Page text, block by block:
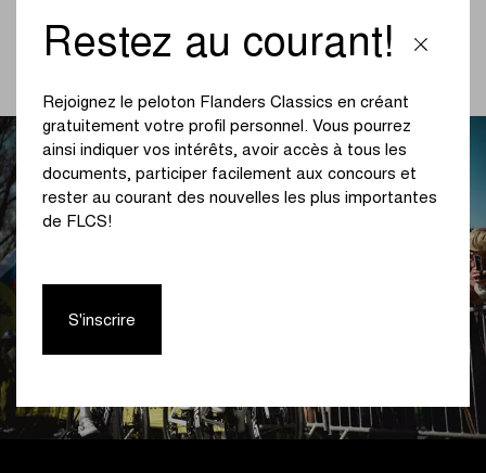
Ganna (INEOS Grenadiers) est ensuite revenu sur eux.
Restez au courant!
Rejoignez le peloton Flanders Classics en créant
gratuitement votre profil personnel. Vous pourrez
ainsi indiquer vos intérêts, avoir accès à tous les
documents, participer facilement aux concours et
rester au courant des nouvelles les plus importantes
de FLCS!
S'inscrire